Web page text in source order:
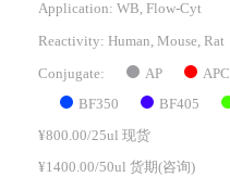
Application: WB, Flow-Cyt
Reactivity: Human, Mouse, Rat
Conjugate: AP APC
BF350 BF405
¥800.00/25ul 现货
¥1400.00/50ul 货期(咨询)